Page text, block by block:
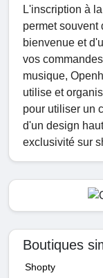
L'inscription à
permet souvent
bienvenue et
vos
musique,
utilise et
pour utiliser un
d'un design
exclusivité sur
Boutiques
Shopty